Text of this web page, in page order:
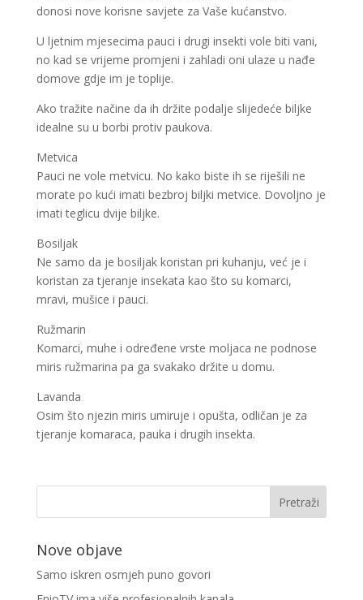
donosi nove korisne savjete za Vaše kućanstvo.
U ljetnim mjesecima pauci i drugi insekti vole biti vani,
no kad se vrijeme promjeni i zahladi oni ulaze u nađe
domove gdje im je toplije.
Ako tražite načine da ih držite podalje slijedeće biljke
idealne su u borbi protiv paukova.
Metvica
Pauci ne vole metvicu. No kako biste ih se riješili ne
morate po kući imati bezbroj biljki metvice. Dovoljno je
imati teglicu dvije biljke.
Bosiljak
Ne samo da je bosiljak koristan pri kuhanju, već je i
koristan za tjeranje insekata kao što su komarci,
mravi, mušice i pauci.
Ružmarin
Komarci, muhe i određene vrste moljaca ne podnose
miris ružmarina pa ga svakako držite u domu.
Lavanda
Osim što njezin miris umiruje i opušta, odličan je za
tjeranje komaraca, pauka i drugih insekta.
Nove objave
Samo iskren osmjeh puno govori